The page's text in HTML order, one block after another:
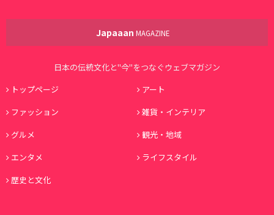
Japaaan MAGAZINE
日本の伝統文化と"今"をつなぐウェブマガジン
トップページ
アート
ファッション
雑貨・インテリア
グルメ
観光・地域
エンタメ
ライフスタイル
歴史と文化